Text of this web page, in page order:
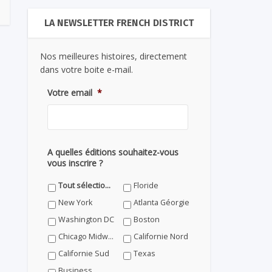
LA NEWSLETTER FRENCH DISTRICT
Nos meilleures histoires, directement
dans votre boite e-mail.
Votre email *
A quelles éditions souhaitez-vous
vous inscrire ?
Tout sélectionner
Floride
New York
Atlanta Géorgie
Washington DC
Boston
Chicago Midwest
Californie Nord
Californie Sud
Texas